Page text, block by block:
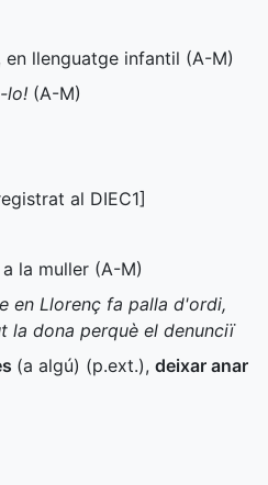
en llenguatge infantil (A-M)
lo! (A-M)
al DIEC1]
la muller (A-M)
en Llorenç fa palla d'ordi,
la dona perquè el denunciï
(a algú) (p.ext.), deixar anar